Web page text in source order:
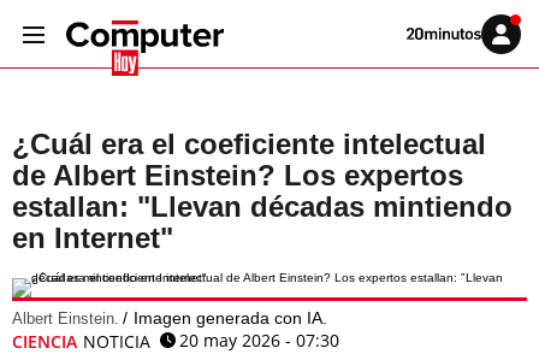
Volver
Iniciar
sesión
¿Cuál era el coeficiente intelectual
de Albert Einstein? Los expertos
estallan: "Llevan décadas mintiendo
en Internet"
Albert Einstein. Imagen generada con IA.
CIENCIA NOTICIA
20 may 2026 - 07:30